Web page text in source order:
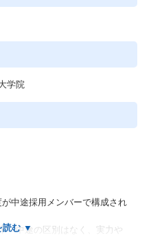
学院
中途採用メンバーで構成され
・中途の区別はなく、実力や